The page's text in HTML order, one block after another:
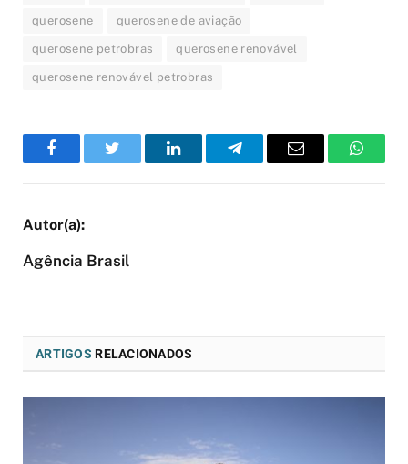
querosene querosene de aviação
querosene petrobras querosene renovável
querosene renovável petrobras
FacebookTwitter LinkedInTelegramEmail
Agência Brasil
ARTIGOS RELACIONADOS